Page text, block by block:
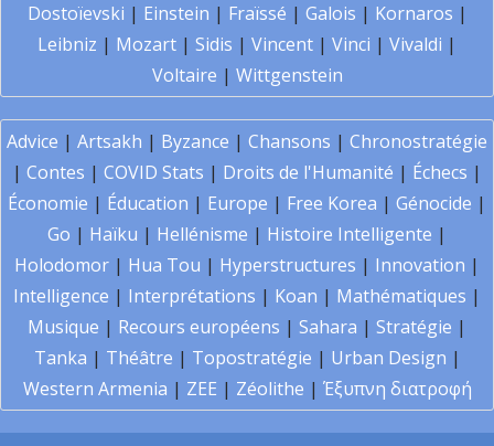
Dostoïevski | Einstein | Fraïssé | Galois | Kornaros |
Leibniz | Mozart | Sidis | Vincent | Vinci | Vivaldi |
Voltaire | Wittgenstein
Advice | Artsakh | Byzance | Chansons | Chronostratégie
| Contes | COVID Stats | Droits de l'Humanité | Échecs |
Économie | Éducation | Europe | Free Korea | Génocide |
Go | Haïku | Hellénisme | Histoire Intelligente |
Holodomor | Hua Tou | Hyperstructures | Innovation |
Intelligence | Interprétations | Koan | Mathématiques |
Musique | Recours européens | Sahara | Stratégie |
Tanka | Théâtre | Topostratégie | Urban Design |
Western Armenia | ZEE | Zéolithe | Έξυπνη διατροφή